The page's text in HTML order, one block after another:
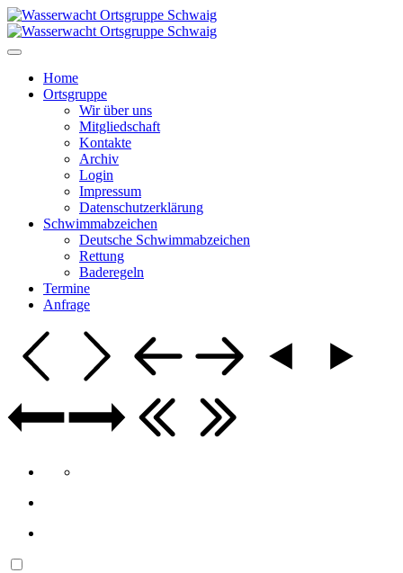
Home
Ortsgruppe
Wir über uns
Mitgliedschaft
Kontakte
Archiv
Login
Impressum
Datenschutzerklärung
Schwimmabzeichen
Deutsche Schwimmabzeichen
Rettung
Baderegeln
Termine
Anfrage